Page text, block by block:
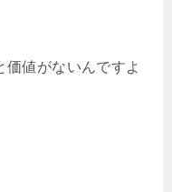
価値がないんですよ